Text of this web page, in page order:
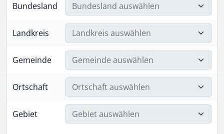
Bundesland Bundesland auswählen
Landkreis Landkreis auswählen
Gemeinde Gemeinde auswählen
Ortschaft Ortschaft auswählen
Gebiet Gebiet auswählen